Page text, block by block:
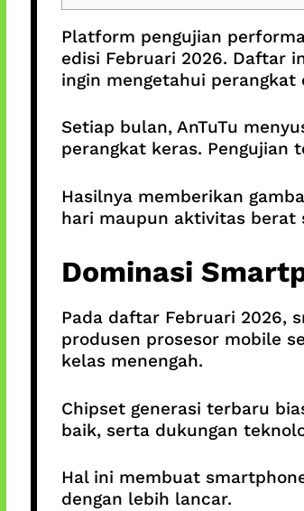
Platform pengujian
edisi Februari 2026. Daftar
ingin mengetahui
Setiap bulan, AnTuTu
perangkat keras. Pengujian
Hasilnya memberikan
hari maupun aktivitas berat
Dominasi
Pada daftar Februari 2026,
produsen prosesor mobile
kelas menengah.
Chipset generasi terbaru
baik, serta dukungan
Hal ini membuat
dengan lebih lancar.